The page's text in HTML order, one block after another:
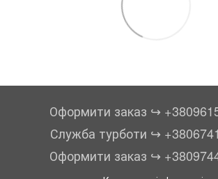
Оформити заказ ↪︎
Служба турботи ↪︎
Оформити заказ ↪︎